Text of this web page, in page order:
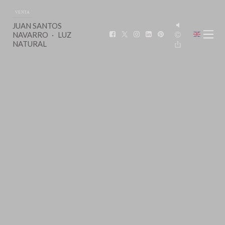
VENTA
JUAN SANTOS
NAVARRO
LUZ
NATURAL